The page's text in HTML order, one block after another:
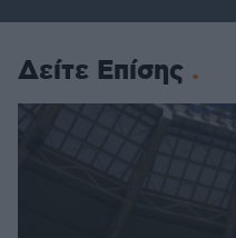
Δείτε Επίσης